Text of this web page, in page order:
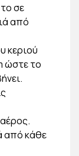
σε
από
κεριού
ώστε το
από κάθε